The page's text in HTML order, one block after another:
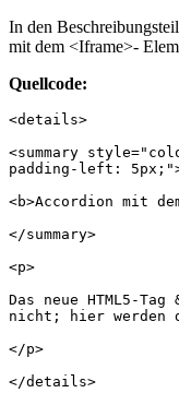
In den
mit dem <Iframe>-
Quellcode:
<details>
<summary
padding-left:
<b>Accordion mit
</summary>
<p>
Das neue HTML5-
nicht; hier werden
</p>
</details>